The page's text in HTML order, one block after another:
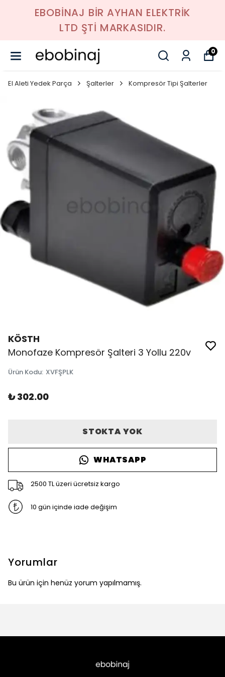
EBOBİNAJ BİR AYHAN ELEKTRİK
LTD ŞTİ MARKASIDIR.
0
El Aleti Yedek Parça Şalterler Kompresör Tipi Şalterler
KÖSTH
Monofaze Kompresör Şalteri 3 Yollu 220v
Ürün Kodu: XVFŞPLK
₺ 302.00
STOKTA YOK
WHATSAPP
2500 TL üzeri ücretsiz kargo
10 gün içinde iade değişim
Yorumlar
Bu ürün için henüz yorum yapılmamış.